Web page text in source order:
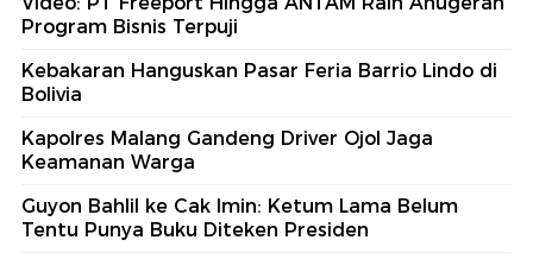
Program Bisnis Terpuji
Kebakaran Hanguskan Pasar Feria Barrio Lindo di
Bolivia
Kapolres Malang Gandeng Driver Ojol Jaga
Keamanan Warga
Guyon Bahlil ke Cak Imin: Ketum Lama Belum
Tentu Punya Buku Diteken Presiden